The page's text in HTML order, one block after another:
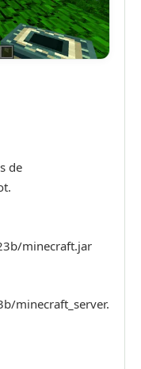
de
minecraft.jar
minecraft_server.